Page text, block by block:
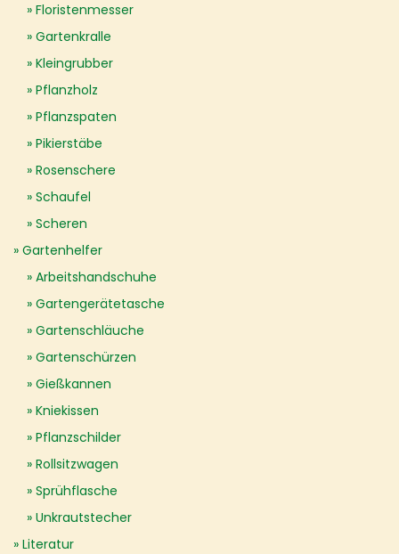
Floristenmesser
Gartenkralle
Kleingrubber
Pflanzholz
Pflanzspaten
Pikierstäbe
Rosenschere
Schaufel
Scheren
Gartenhelfer
Arbeitshandschuhe
Gartengerätetasche
Gartenschläuche
Gartenschürzen
Gießkannen
Kniekissen
Pflanzschilder
Rollsitzwagen
Sprühflasche
Unkrautstecher
Literatur